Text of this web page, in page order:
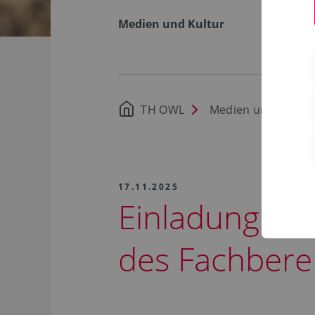
Medien und Kultur
TH OWL Medien und Kultur
17.11.2025
Einladung &
des